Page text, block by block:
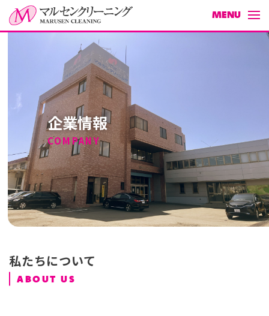
MENU
ホーム
企業情報
店舗情報
採用情報
お問い合わせ
お知らせ
企業情報
COMPANY
私たちについて
ABOUT US